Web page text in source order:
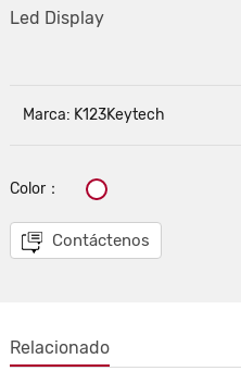
Led Display
Marca: K123Keytech
Color：
Contáctenos
Relacionado